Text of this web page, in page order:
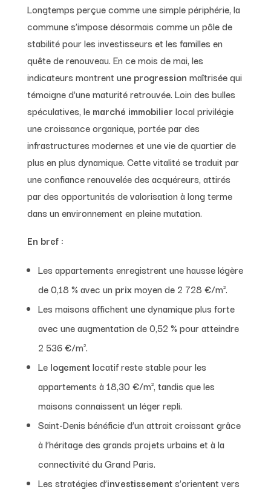
Longtemps perçue comme une simple périphérie, la
commune s’impose désormais comme un pôle de
stabilité pour les investisseurs et les familles en
quête de renouveau. En ce mois de mai, les
indicateurs montrent une progression maîtrisée qui
témoigne d’une maturité retrouvée. Loin des bulles
spéculatives, le marché immobilier local privilégie
une croissance organique, portée par des
infrastructures modernes et une vie de quartier de
plus en plus dynamique. Cette vitalité se traduit par
une confiance renouvelée des acquéreurs, attirés
par des opportunités de valorisation à long terme
dans un environnement en pleine mutation.
En bref :
Les appartements enregistrent une hausse légère
de 0,18 % avec un prixmoyen de 2 728 €/m².
Les maisons affichent une dynamique plus forte
avec une augmentation de 0,52 % pour atteindre
2 536 €/m².
Le logementlocatif reste stable pour les
appartements à 18,30 €/m², tandis que les
maisons connaissent un léger repli.
Saint-Denis bénéficie d’un attrait croissant grâce
à l’héritage des grands projets urbains et à la
connectivité du Grand Paris.
Les stratégies d’investissements’orientent vers